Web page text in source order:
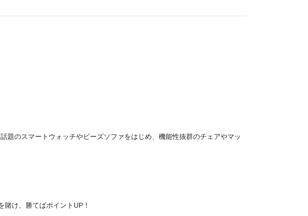
題のスマートウォッチやビーズソファをはじめ、機能性抜群のチェアやマッ
賭け、勝てばポイントUP！